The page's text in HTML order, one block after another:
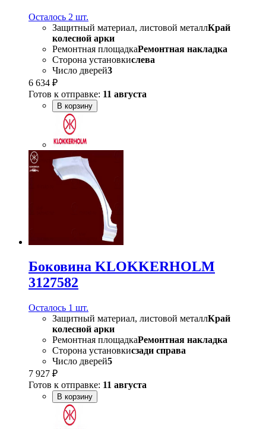
Осталось 2 шт.
Защитный материал, листовой металлКрай
колесной арки
Ремонтная площадкаРемонтная накладка
Сторона установкислева
Число дверей3
6 634 ₽
Готов к отправке: 11 августа
В корзину
Боковина KLOKKERHOLM
3127582
Осталось 1 шт.
Защитный материал, листовой металлКрай
колесной арки
Ремонтная площадкаРемонтная накладка
Сторона установкисзади справа
Число дверей5
7 927 ₽
Готов к отправке: 11 августа
В корзину